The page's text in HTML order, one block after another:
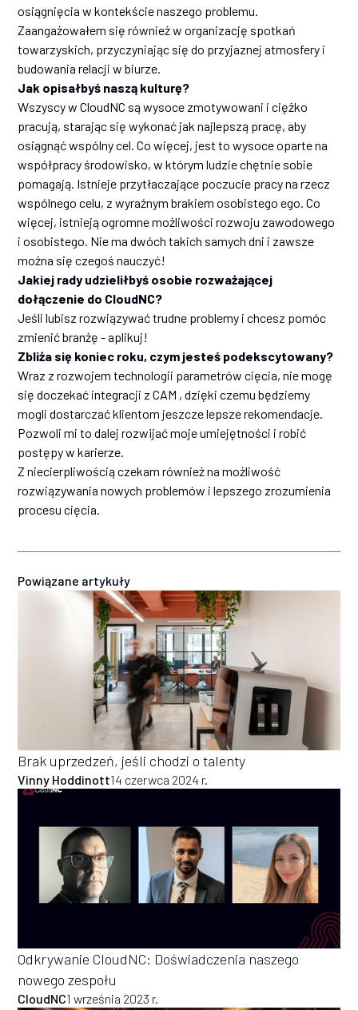
osiągnięcia w kontekście naszego problemu.
Zaangażowałem się również w organizację spotkań
towarzyskich, przyczyniając się do przyjaznej atmosfery i
budowania relacji w biurze.
Jak opisałbyś naszą kulturę?
Wszyscy w CloudNC są wysoce zmotywowani i ciężko
pracują, starając się wykonać jak najlepszą pracę, aby
osiągnąć wspólny cel. Co więcej, jest to wysoce oparte na
współpracy środowisko, w którym ludzie chętnie sobie
pomagają. Istnieje przytłaczające poczucie pracy na rzecz
wspólnego celu, z wyraźnym brakiem osobistego ego. Co
więcej, istnieją ogromne możliwości rozwoju zawodowego
i osobistego. Nie ma dwóch takich samych dni i zawsze
można się czegoś nauczyć!
Jakiej rady udzieliłbyś osobie rozważającej
dołączenie do CloudNC?
Jeśli lubisz rozwiązywać trudne problemy i chcesz pomóc
zmienić branżę - aplikuj!
Zbliża się koniec roku, czym jesteś podekscytowany?
Wraz z rozwojem technologii parametrów cięcia, nie mogę
się doczekać integracji z CAM , dzięki czemu będziemy
mogli dostarczać klientom jeszcze lepsze rekomendacje.
Pozwoli mi to dalej rozwijać moje umiejętności i robić
postępy w karierze.
Z niecierpliwością czekam również na możliwość
rozwiązywania nowych problemów i lepszego zrozumienia
procesu cięcia.
Powiązane artykuły
Brak uprzedzeń, jeśli chodzi o talenty
Vinny Hoddinott14 czerwca 2024 r.
Odkrywanie CloudNC: Doświadczenia naszego
nowego zespołu
CloudNC1 września 2023 r.